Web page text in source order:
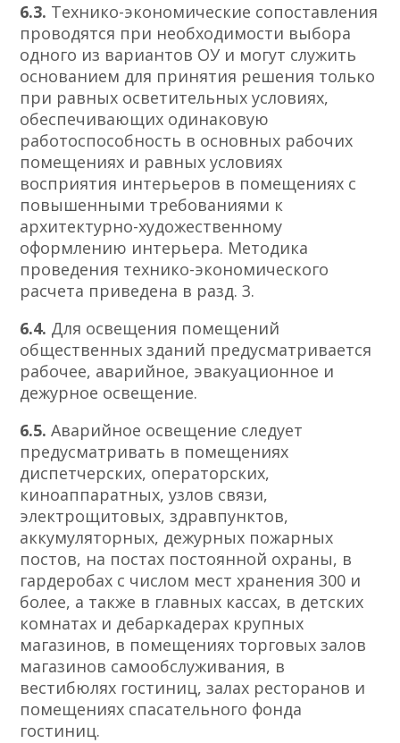
6.3. Технико-экономические сопоставления
проводятся при необходимости выбора
одного из вариантов ОУ и могут служить
основанием для принятия решения только
при равных осветительных условиях,
обеспечивающих одинаковую
работоспособность в основных рабочих
помещениях и равных условиях
восприятия интерьеров в помещениях с
повышенными требованиями к
архитектурно-художественному
оформлению интерьера. Методика
проведения технико-экономического
расчета приведена в разд. 3.
6.4. Для освещения помещений
общественных зданий предусматривается
рабочее, аварийное, эвакуационное и
дежурное освещение.
6.5.Аварийное освещение следует
предусматривать в помещениях
диспетчерских, операторских,
киноаппаратных, узлов связи,
электрощитовых, здравпунктов,
аккумуляторных, дежурных пожарных
постов, на постах постоянной охраны, в
гардеробах с числом мест хранения 300 и
более, а также в главных кассах, в детских
комнатах и дебаркадерах крупных
магазинов, в помещениях торговых залов
магазинов самообслуживания, в
вестибюлях гостиниц, залах ресторанов и
помещениях спасательного фонда
гостиниц.